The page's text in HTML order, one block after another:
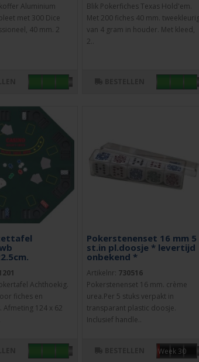
Aluminium
met 300 Dice
40 mm. 2
Blik Pokerfiches Texas Hold'em.
Met 200 fiches 40 mm.
van 4 gram in houder. Met kleed,
2..
Achthoekig.
fiches en
Afmeting 124 x 62
Pokerstenenset 16 mm 5
st.in pl.doosje * levertijd
onbekend *
Artikelnr: 730516
Pokerstenenset 16 mm. crème
urea.Per 5 stuks verpakt in
transparant plastic doosje.
Inclusief handle..
Week 30